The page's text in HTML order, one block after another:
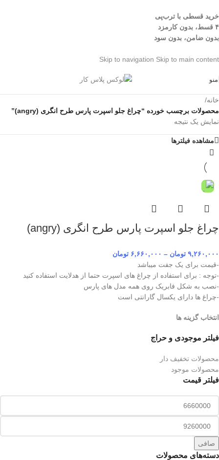
خرید قسطی با ترب‌پی
۴ قسط، بدون کارمزد
بدون ضامن، بدون سود
Skip to navigation Skip to main content
منو
فیلتر موجودی و حراج
محصولات تخفیف دار
محصولات موجود
فیلتر قیمت
صافی
دسته‌های محصولات
خانه/
محصولات برچسب خورده “چراغ جلو اسپرت پارس طرح انگری (angry)”
نمایش یک نتیجه
مشاهده فیلترها
چراغ جلو اسپرت پارس طرح انگری (angry)
۹,۲۶۰,۰۰۰ تومان – ۶,۶۶۰,۰۰۰ تومان
-قیمت برای یک جفت میباشد
-توجه : برای استفاده از چراغ های اسپرت حتما از هدلایت استفاده کنید
-نصب به شکل فابریک روی همه مدل های پارس
-چراغ ها دارای یکسال گارانتی است
انتخاب گزینه ها